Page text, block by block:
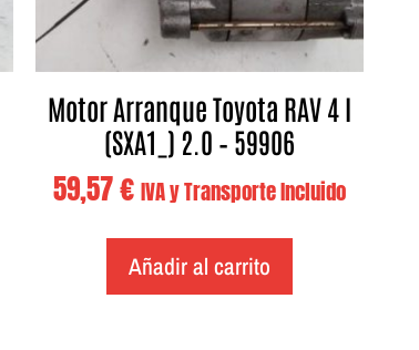
Motor Arranque Toyota RAV 4 I
(SXA1_) 2.0 – 59906
59,57€ IVA y Transporte Incluido
Añadir al carrito